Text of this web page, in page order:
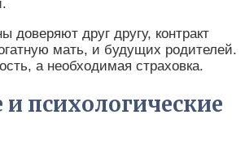
доверяют друг другу, контракт
мать, и будущих родителей.
а необходимая страховка.
и психологические